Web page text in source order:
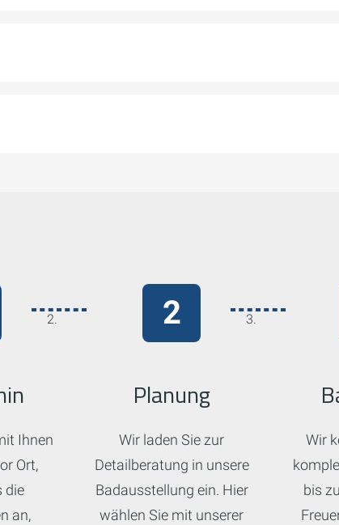
Ihnen
Ort,
die
an,
Planung
Wir laden Sie zur
Detailberatung in unsere
Badausstellung ein. Hier
wählen Sie mit unserer
Wir
bis